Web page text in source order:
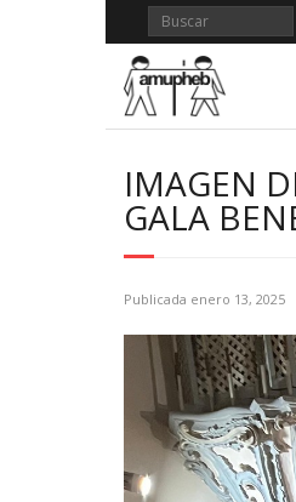
contenido
IMAGEN
GALA
Publicada enero 13, 2025